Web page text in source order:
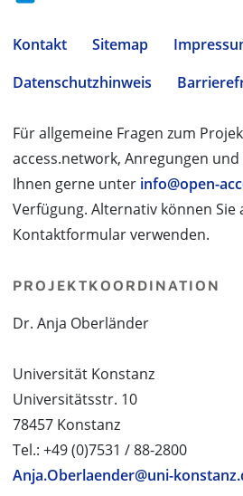
Kontakt Sitemap
Datenschutzhinweis
Für allgemeine Fragen zum
access.network, Anregungen
Ihnen gerne unter info@open-
Verfügung. Alternativ können Sie
Kontaktformular verwenden.
PROJEKTKOORDINATION
Dr. Anja Oberländer
Universität Konstanz
Universitätsstr. 10
78457 Konstanz
Tel.: +49 (0)7531 / 88-2800
Anja.Oberlaender@uni-